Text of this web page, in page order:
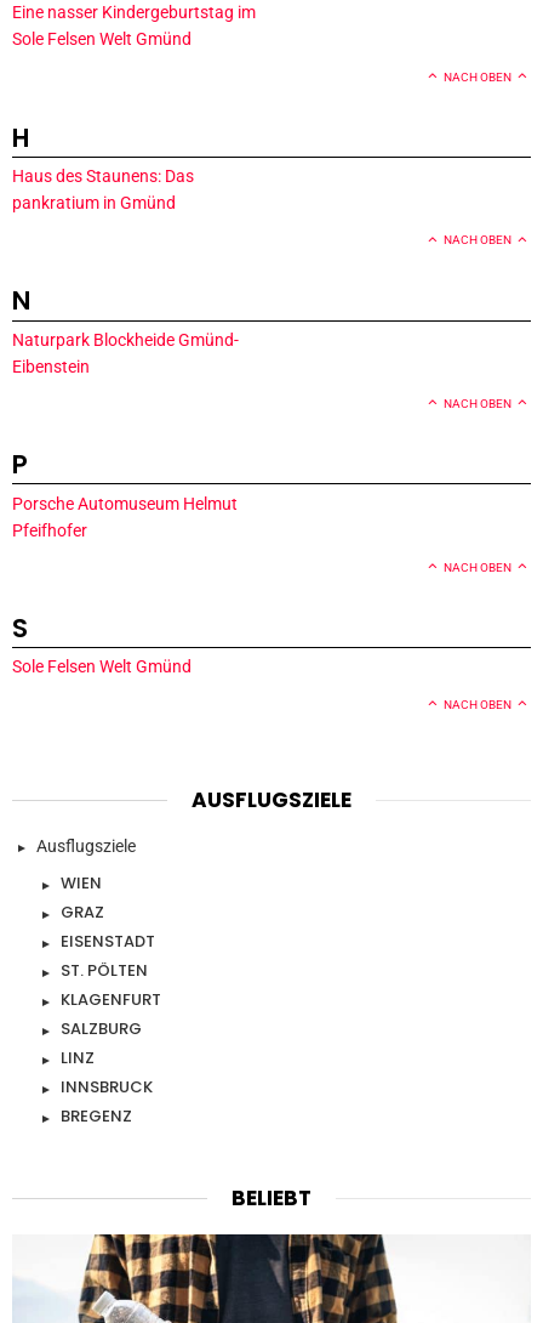
Eine nasser Kindergeburtstag im
Sole Felsen Welt Gmünd
NACH OBEN
H
Haus des Staunens: Das
pankratium in Gmünd
NACH OBEN
N
Naturpark Blockheide Gmünd-
Eibenstein
NACH OBEN
P
Porsche Automuseum Helmut
Pfeifhofer
NACH OBEN
S
Sole Felsen Welt Gmünd
NACH OBEN
AUSFLUGSZIELE
Ausflugsziele
WIEN
GRAZ
EISENSTADT
ST. PÖLTEN
KLAGENFURT
SALZBURG
LINZ
INNSBRUCK
BREGENZ
BELIEBT